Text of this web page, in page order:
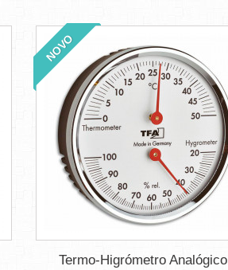
NOVO
Termo-Higrómetro Analógico